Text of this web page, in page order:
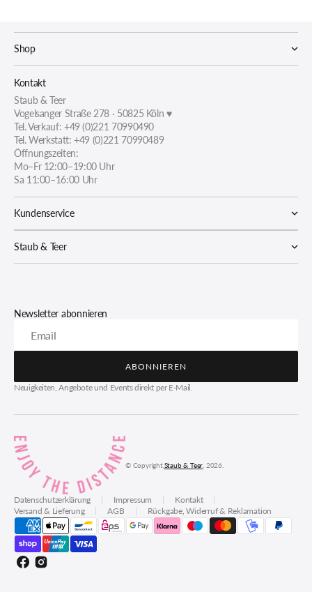
Shop
Kontakt
Staub & Teer
Vogelsanger Straße 278 · 50825 Köln ♥
Tel. Verkauf: +49 (0)221 70990490
Tel. Werkstatt: +49 (0)221 70990489
Öffnungszeiten:
Mo–Fr 12:00–19:00 Uhr
Sa 11:00–16:00 Uhr
Kundenservice
Staub & Teer
Newsletter abonnieren
Email
ABONNIEREN
ABONNIEREN
Neuigkeiten, Angebote und Events direkt per E-Mail.
© Copyright,Staub & Teer , 2026.
Datenschutzerklärung Impressum
Kontakt
Versand & Lieferung
AGB Rückgabe, Widerruf & Reklamation
FacebookInstagram